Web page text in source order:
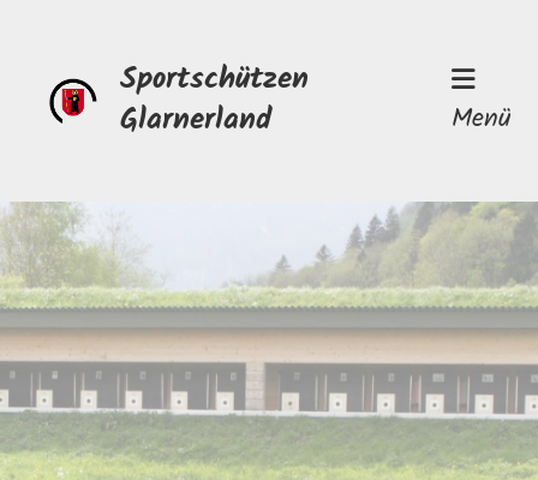
Sportschützen
Glarnerland
Menü